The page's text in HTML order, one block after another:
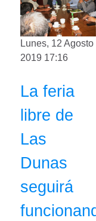
Lunes, 12 Agosto
2019 17:16
La feria
libre de
Las
Dunas
seguirá